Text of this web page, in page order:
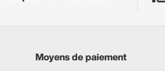
Moyens de paiement